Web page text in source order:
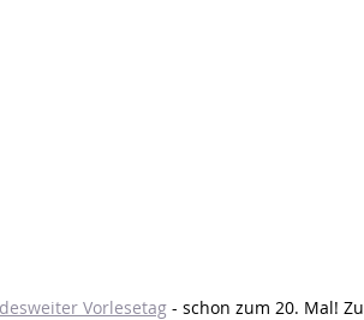
Vorlesetag - schon zum 20. Mal! Zu